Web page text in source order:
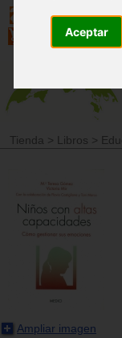
Aceptar
Tienda > Libros >
Ampliar imagen